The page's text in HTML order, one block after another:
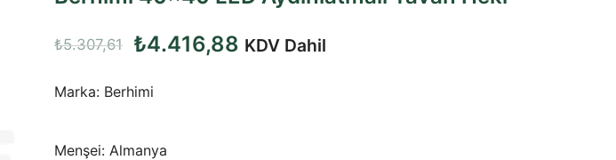
₺5.307,61
Orijinal
₺4.416,88 Şu
KDV Dahil
Marka: Berhimi
Menşei: Almanya